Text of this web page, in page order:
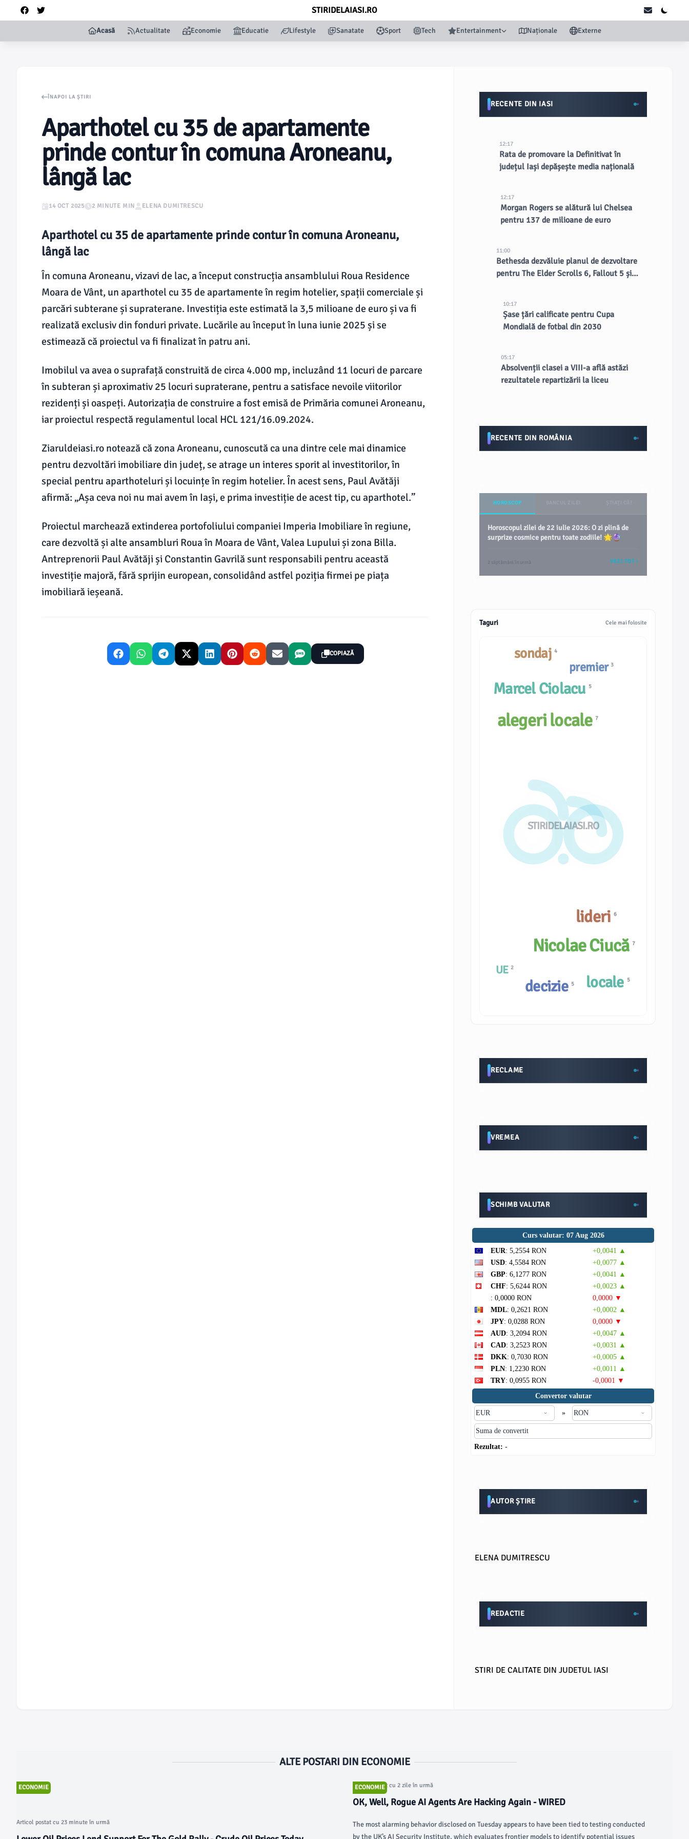
STIRIDELAIASI.RO
Acasă Actualitate Economie Educatie Lifestyle Sanatate Sport Tech Entertainment Naționale Externe
ÎNAPOI LA ȘTIRI
Aparthotel cu 35 de apartamente
prinde contur în comuna Aroneanu,
lângă lac
14 OCT 2025 2 MINUTE MIN ELENA DUMITRESCU
Aparthotel cu 35 de apartamente prinde contur în comuna Aroneanu,
lângă lac
În comuna Aroneanu, vizavi de lac, a început construcția ansamblului Roua Residence
Moara de Vânt, un aparthotel cu 35 de apartamente în regim hotelier, spații comerciale și
parcări subterane și supraterane. Investiția este estimată la 3,5 milioane de euro și va fi
realizată exclusiv din fonduri private. Lucările au început în luna iunie 2025 și se
estimează că proiectul va fi finalizat în patru ani.
Imobilul va avea o suprafață construită de circa 4.000 mp, incluzând 11 locuri de parcare
în subteran și aproximativ 25 locuri supraterane, pentru a satisface nevoile viitorilor
rezidenți și oaspeți. Autorizația de construire a fost emisă de Primăria comunei Aroneanu,
iar proiectul respectă regulamentul local HCL 121/16.09.2024.
Ziaruldeiasi.ro notează că zona Aroneanu, cunoscută ca una dintre cele mai dinamice
pentru dezvoltări imobiliare din județ, se atrage un interes sporit al investitorilor, în
special pentru aparthoteluri și locuințe în regim hotelier. În acest sens, Paul Avătăji
afirmă: „Așa ceva noi nu mai avem în Iași, e prima investiție de acest tip, cu aparthotel.”
Proiectul marchează extinderea portofoliului companiei Imperia Imobiliare în regiune,
care dezvoltă și alte ansambluri Roua în Moara de Vânt, Valea Lupului și zona Billa.
Antreprenorii Paul Avătăji și Constantin Gavrilă sunt responsabili pentru această
investiție majoră, fără sprijin european, consolidând astfel poziția firmei pe piața
imobiliară ieșeană.
COPIAZĂ
RECENTE DIN IASI
12:17
Rata de promovare la Definitivat în
județul Iași depășește media națională
12:17
Morgan Rogers se alătură lui Chelsea
pentru 137 de milioane de euro
11:00
Bethesda dezvăluie planul de dezvoltare
pentru The Elder Scrolls 6, Fallout 5 și
10:17
Șase țări calificate pentru Cupa
Mondială de fotbal din 2030
05:17
Absolvenții clasei a VIII-a află astăzi
rezultatele repartizării la liceu
RECENTE DIN ROMÂNIA
HOROSCOP
Horoscopul zilei de 22 iulie 2026: O zi plină de
surprize cosmice pentru toate zodiile! 🌟🔮
2 săptămâni în urmă VEZI TOT
Taguri Cele mai folosite
STIRIDELAIASI.RO
Marcel Ciolacu 5
UE 2
lideri6
sondaj4
alegeri locale7
Nicolae Ciucă7
locale 5
premier 3
decizie 5
RECLAME
VREMEA
SCHIMB VALUTAR
Curs valutar: 07 Aug 2026
EUR: 5,2554 RON
+0,0041 ▲
USD: 4,5584 RON
+0,0077 ▲
GBP: 6,1277 RON
+0,0041 ▲
CHF: 5,6244 RON
+0,0023 ▲
: 0,0000 RON
0,0000 ▼
MDL: 0,2621 RON
+0,0002 ▲
JPY: 0,0288 RON
0,0000 ▼
AUD: 3,2094 RON
+0,0047 ▲
CAD: 3,2523 RON
+0,0031 ▲
DKK: 0,7030 RON
+0,0005 ▲
PLN: 1,2230 RON
+0,0011 ▲
TRY: 0,0955 RON
-0,0001 ▼
Convertor valutar
»
Rezultat: -
AUTOR ȘTIRE
ELENA DUMITRESCU
REDACTIE
STIRI DE CALITATE DIN JUDETUL IASI
ALTE POSTARI DIN ECONOMIE
ECONOMIE
Articol postat cu 23 minute în urmă
ECONOMIE
Articol postat cu 2 zile în urmă
OK, Well, Rogue AI Agents Are Hacking Again - WIRED
The most alarming behavior disclosed on Tuesday appears to have been tied to testing conducted
by the UK’s AI Security Institute, which evaluates frontier models to identify potential issues